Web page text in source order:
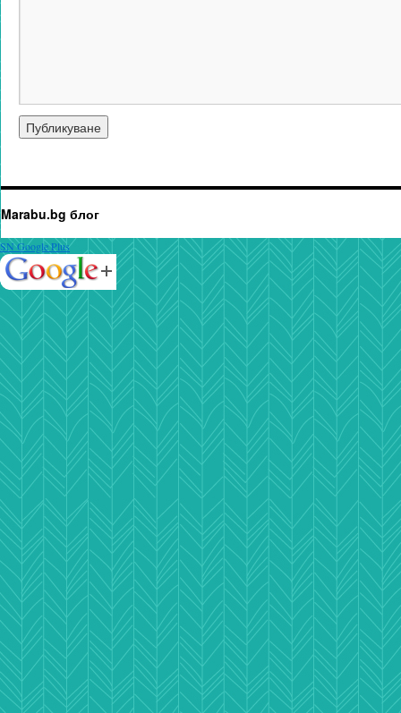
Marabu.bg блог
SN Google Plus